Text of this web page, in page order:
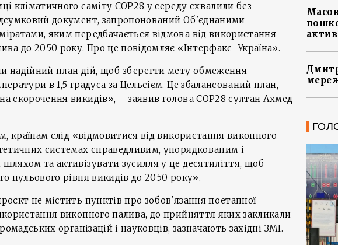
кліматичного саміту COP28 у середу схвалили без
документ, запропонований Об'єднаними
яким передбачається відмова від використання
до 2050 року. Про це повідомляє «Інтерфакс-Україна».
надійний план дій, щоб зберегти мету обмеження
в 1,5 градуса за Цельсієм. Це збалансований план,
скорочення викидів», – заявив голова COP28 султан Ахмед
країнам слід «відмовитися від використання викопного
системах справедливим, упорядкованим і
та активізувати зусилля у це десятиліття, щоб
нульового рівня викидів до 2050 року».
не містить пунктів про зобов'язання поетапної
викопного палива, до прийняття яких закликали
організацій і науковців, зазначають західні ЗМІ.